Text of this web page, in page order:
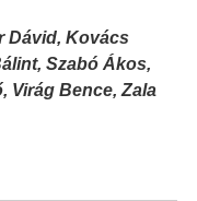
Dávid, Kovács
Szabó Ákos,
Virág Bence, Zala